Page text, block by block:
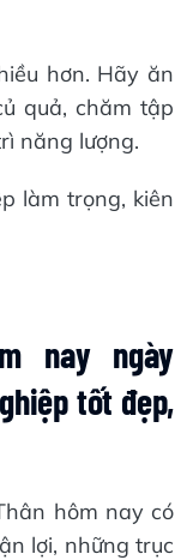
hơn. Hãy ăn
quả, chăm tập
năng lượng.
làm trọng, kiên
nay ngày
tốt đẹp,
hôm nay có
lợi, những trục